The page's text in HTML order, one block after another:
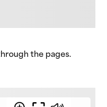
the pages.